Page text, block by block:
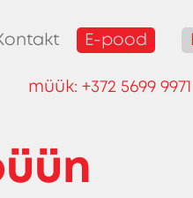
E-pood
müük: +372 5699 9971